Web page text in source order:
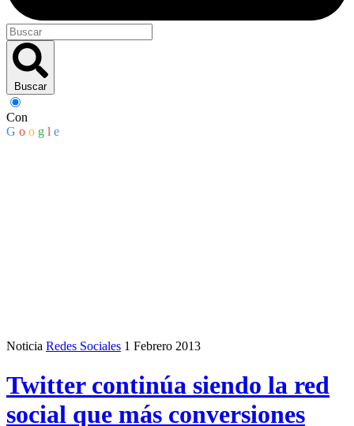
Buscar
Con
G o o g l e
Noticia Redes Sociales 1 Febrero 2013
Twitter continúa siendo la red
social que más conversiones